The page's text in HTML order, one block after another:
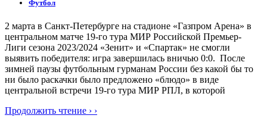
Футбол
2 марта в Санкт-Петербурге на стадионе «Газпром Арена» в
центральном матче 19-го тура МИР Российской Премьер-
Лиги сезона 2023/2024 «Зенит» и «Спартак» не смогли
выявить победителя: игра завершилась вничью 0:0. После
зимней паузы футбольным гурманам России без какой бы то
ни было раскачки было предложено «блюдо» в виде
центральной встречи 19-го тура МИР РПЛ, в которой
Продолжить чтение › ›